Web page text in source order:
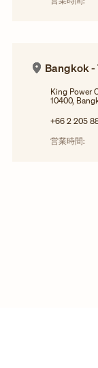
Bangkok
King Power
10400,
+66 2 205
営業時間: